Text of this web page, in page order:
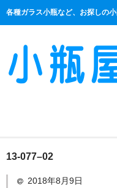
各種ガラス小瓶など、お探しの
商品一覧
絞り口
13-077–02
2018年8月9日